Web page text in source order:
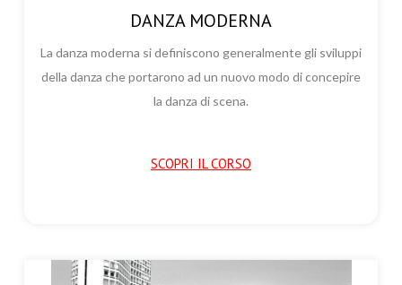
DANZA MODERNA
La danza moderna si definiscono generalmente gli sviluppi
della danza che portarono ad un nuovo modo di concepire
la danza di scena.
SCOPRI IL CORSO